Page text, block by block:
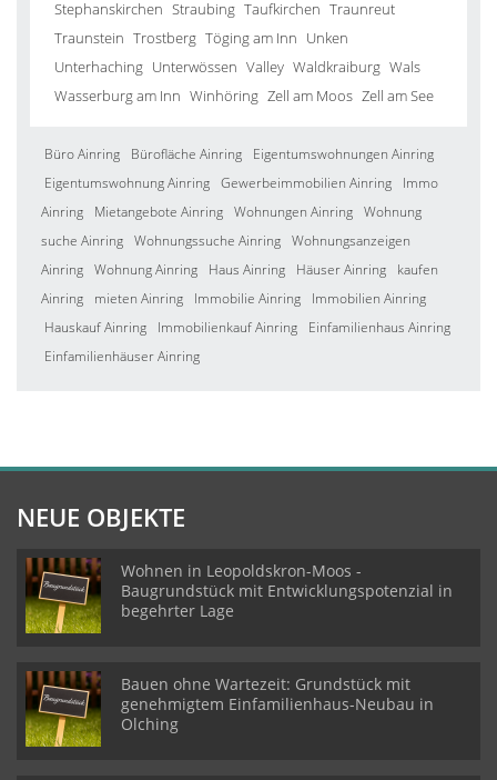
Stephanskirchen Straubing Taufkirchen Traunreut
Traunstein Trostberg Töging am Inn Unken
Unterhaching Unterwössen Valley Waldkraiburg Wals
Wasserburg am Inn Winhöring Zell am Moos Zell am See
Büro Ainring Bürofläche Ainring
Eigentumswohnungen Ainring
Eigentumswohnung Ainring Gewerbeimmobilien Ainring
Immo
Ainring
Mietangebote Ainring Wohnungen Ainring Wohnung
suche Ainring Wohnungssuche Ainring Wohnungsanzeigen
Ainring Wohnung Ainring Haus Ainring Häuser Ainring
kaufen
Ainring
mieten Ainring Immobilie Ainring
Immobilien Ainring
Hauskauf Ainring
Immobilienkauf Ainring
Einfamilienhaus Ainring
Einfamilienhäuser Ainring
NEUE OBJEKTE
Wohnen in Leopoldskron-Moos -
Baugrundstück mit Entwicklungspotenzial in
begehrter Lage
Bauen ohne Wartezeit: Grundstück mit
genehmigtem Einfamilienhaus-Neubau in
Olching